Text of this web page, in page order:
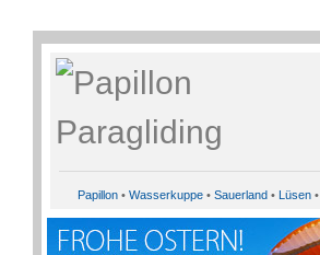
Papillon• Wasserkuppe• Sauerland• Lüsen•